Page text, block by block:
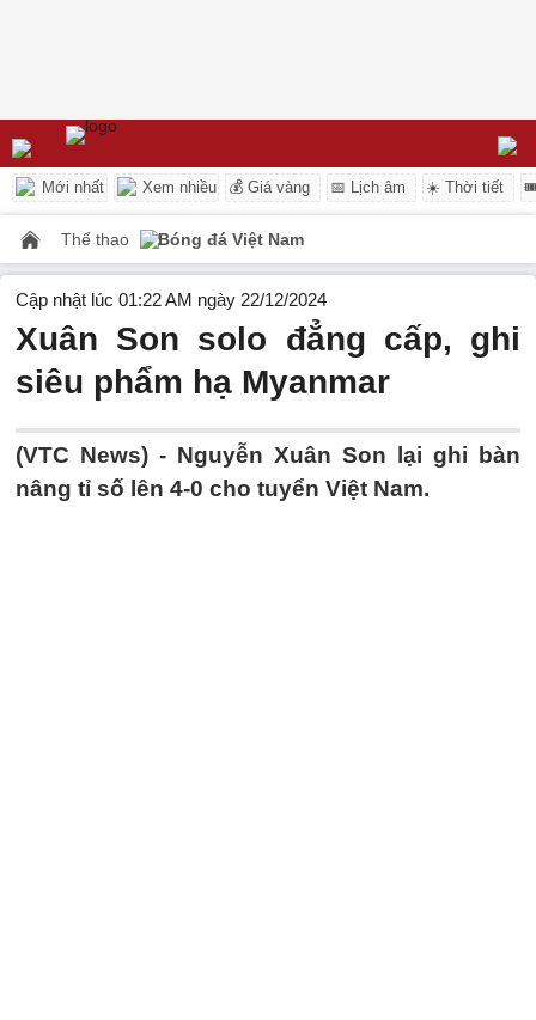
Mới nhất Xem nhiều 💰 Giá vàng 📅 Lịch âm ☀️ Thời tiết
Thể thao Bóng đá Việt Nam
Cập nhật lúc 01:22 AM ngày 22/12/2024
Xuân Son solo đẳng cấp, ghi
siêu phẩm hạ Myanmar
(VTC News) - Nguyễn Xuân Son lại ghi bàn
nâng tỉ số lên 4-0 cho tuyển Việt Nam.